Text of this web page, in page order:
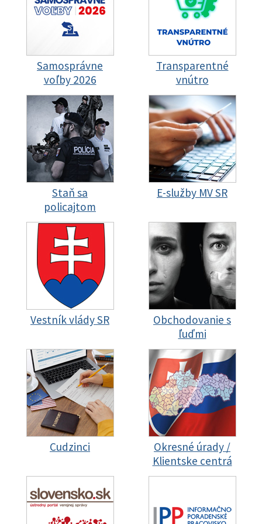
Samosprávne
voľby 2026
Transparentné
vnútro
Staň sa
policajtom
E-služby MV SR
Vestník vlády SR
Obchodovanie s
ľuďmi
Cudzinci
Okresné úrady /
Klientske centrá